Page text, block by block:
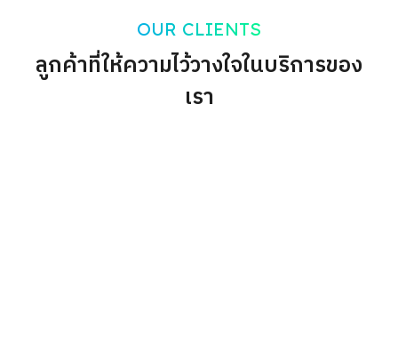
OUR CLIENTS
ลูกค้าที่ให้ความไว้วางใจในบริการของ
เรา